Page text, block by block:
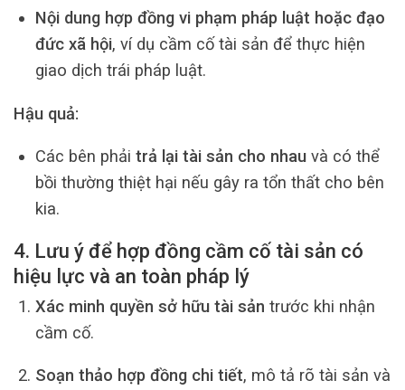
Nội dung hợp đồng vi phạm pháp luật hoặc đạo
đức xã hội, ví dụ cầm cố tài sản để thực hiện
giao dịch trái pháp luật.
Hậu quả:
Các bên phải trả lại tài sản cho nhauvà có thể
bồi thường thiệt hại nếu gây ra tổn thất cho bên
kia.
4. Lưu ý để hợp đồng cầm cố tài sản có
hiệu lực và an toàn pháp lý
Xác minh quyền sở hữu tài sản trước khi nhận
cầm cố.
Soạn thảo hợp đồng chi tiết, mô tả rõ tài sản và